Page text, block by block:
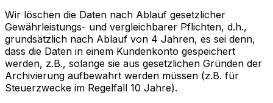
Wir löschen die Daten nach Ablauf gesetzlicher
Gewährleistungs- und vergleichbarer Pflichten, d.h.,
grundsätzlich nach Ablauf von 4 Jahren, es sei denn,
dass die Daten in einem Kundenkonto gespeichert
werden, z.B., solange sie aus gesetzlichen Gründen der
Archivierung aufbewahrt werden müssen (z.B. für
Steuerzwecke im Regelfall 10 Jahre).